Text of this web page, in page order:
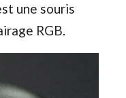
une souris
RGB.